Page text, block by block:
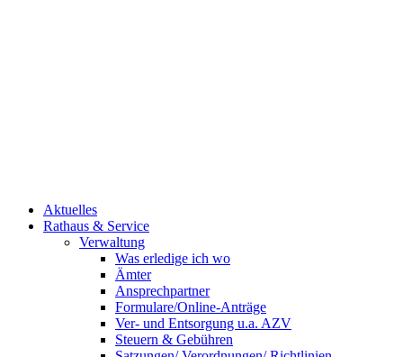
Aktuelles
Rathaus & Service
Verwaltung
Was erledige ich wo
Ämter
Ansprechpartner
Formulare/Online-Anträge
Ver- und Entsorgung u.a. AZV
Steuern & Gebühren